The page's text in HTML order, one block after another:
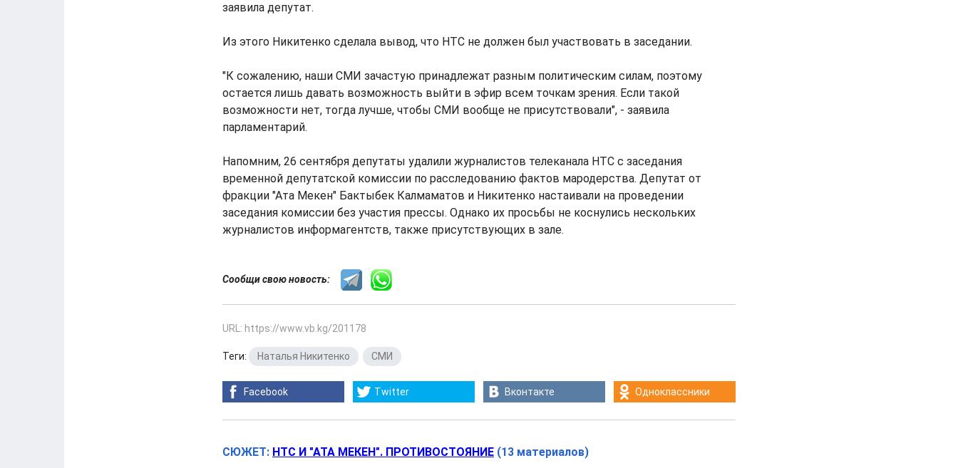
заявила депутат.
Из этого Никитенко сделала вывод, что НТС не должен был участвовать в заседании.
"К сожалению, наши СМИ зачастую принадлежат разным политическим силам, поэтому
остается лишь давать возможность выйти в эфир всем точкам зрения. Если такой
возможности нет, тогда лучше, чтобы СМИ вообще не присутствовали", - заявила
парламентарий.
Напомним, 26 сентября депутаты удалили журналистов телеканала НТС с заседания
временной депутатской комиссии по расследованию фактов мародерства. Депутат от
фракции "Ата Мекен" Бактыбек Калмаматов и Никитенко настаивали на проведении
заседания комиссии без участия прессы. Однако их просьбы не коснулись нескольких
журналистов информагентств, также присутствующих в зале.
Сообщи свою новость:
URL: https://www.vb.kg/201178
Теги: Наталья Никитенко СМИ
Facebook Twitter Вконтакте Одноклассники
СЮЖЕТ: НТС И "АТА МЕКЕН". ПРОТИВОСТОЯНИЕ (13 материалов)